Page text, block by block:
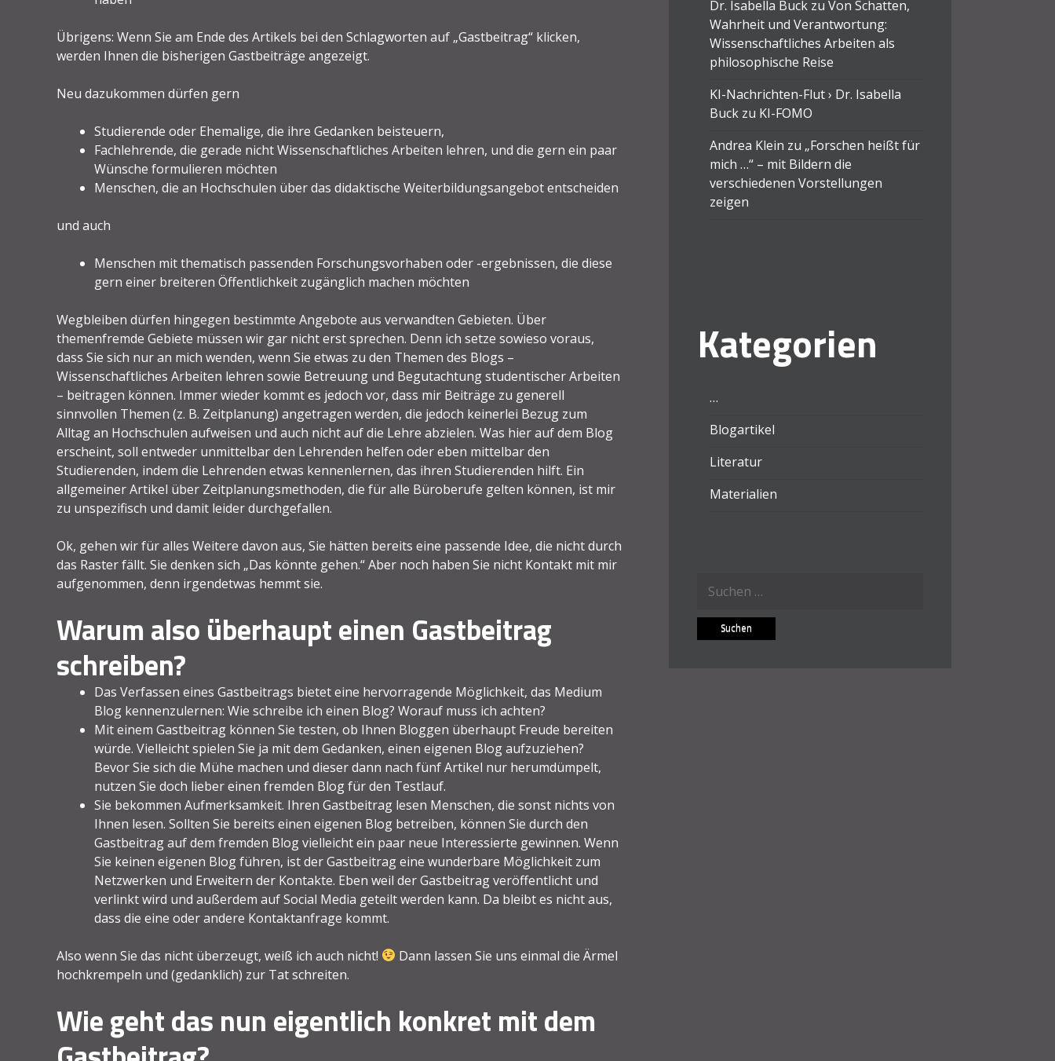
Übrigens: Wenn Sie am Ende des Artikels bei den Schlagworten auf „Gastbeitrag“ klicken,
werden Ihnen die bisherigen Gastbeiträge angezeigt.
Neu dazukommen dürfen gern
Studierende oder Ehemalige, die ihre Gedanken beisteuern,
Fachlehrende, die gerade nicht Wissenschaftliches Arbeiten lehren, und die gern ein paar
Wünsche formulieren möchten
Menschen, die an Hochschulen über das didaktische Weiterbildungsangebot entscheiden
und auch
Menschen mit thematisch passenden Forschungsvorhaben oder -ergebnissen, die diese
gern einer breiteren Öffentlichkeit zugänglich machen möchten
Wegbleiben dürfen hingegen bestimmte Angebote aus verwandten Gebieten. Über
themenfremde Gebiete müssen wir gar nicht erst sprechen. Denn ich setze sowieso voraus,
dass Sie sich nur an mich wenden, wenn Sie etwas zu den Themen des Blogs –
Wissenschaftliches Arbeiten lehren sowie Betreuung und Begutachtung studentischer Arbeiten
– beitragen können. Immer wieder kommt es jedoch vor, dass mir Beiträge zu generell
sinnvollen Themen (z. B. Zeitplanung) angetragen werden, die jedoch keinerlei Bezug zum
Alltag an Hochschulen aufweisen und auch nicht auf die Lehre abzielen. Was hier auf dem Blog
erscheint, soll entweder unmittelbar den Lehrenden helfen oder eben mittelbar den
Studierenden, indem die Lehrenden etwas kennenlernen, das ihren Studierenden hilft. Ein
allgemeiner Artikel über Zeitplanungsmethoden, die für alle Büroberufe gelten können, ist mir
zu unspezifisch und damit leider durchgefallen.
Ok, gehen wir für alles Weitere davon aus, Sie hätten bereits eine passende Idee, die nicht durch
das Raster fällt. Sie denken sich „Das könnte gehen.“ Aber noch haben Sie nicht Kontakt mit mir
aufgenommen, denn irgendetwas hemmt sie.
Warum also überhaupt einen Gastbeitrag
schreiben?
Das Verfassen eines Gastbeitrags bietet eine hervorragende Möglichkeit, das Medium
Blog kennenzulernen: Wie schreibe ich einen Blog? Worauf muss ich achten?
Mit einem Gastbeitrag können Sie testen, ob Ihnen Bloggen überhaupt Freude bereiten
würde. Vielleicht spielen Sie ja mit dem Gedanken, einen eigenen Blog aufzuziehen?
Bevor Sie sich die Mühe machen und dieser dann nach fünf Artikel nur herumdümpelt,
nutzen Sie doch lieber einen fremden Blog für den Testlauf.
Sie bekommen Aufmerksamkeit. Ihren Gastbeitrag lesen Menschen, die sonst nichts von
Ihnen lesen. Sollten Sie bereits einen eigenen Blog betreiben, können Sie durch den
Gastbeitrag auf dem fremden Blog vielleicht ein paar neue Interessierte gewinnen. Wenn
Sie keinen eigenen Blog führen, ist der Gastbeitrag eine wunderbare Möglichkeit zum
Netzwerken und Erweitern der Kontakte. Eben weil der Gastbeitrag veröffentlicht und
verlinkt wird und außerdem auf Social Media geteilt werden kann. Da bleibt es nicht aus,
dass die eine oder andere Kontaktanfrage kommt.
Also wenn Sie das nicht überzeugt, weiß ich auch nicht!
Dann lassen Sie uns einmal die Ärmel
hochkrempeln und (gedanklich) zur Tat schreiten.
Wie geht das nun eigentlich konkret mit dem
Dr. Isabella Buck zu Von Schatten,
Wahrheit und Verantwortung:
Wissenschaftliches Arbeiten als
philosophische Reise
KI-Nachrichten-Flut › Dr. Isabella
Buck zu KI-FOMO
Andrea Klein zu „Forschen heißt für
mich …“ – mit Bildern die
verschiedenen Vorstellungen
zeigen
Kategorien
…
Blogartikel
Literatur
Materialien
nach: